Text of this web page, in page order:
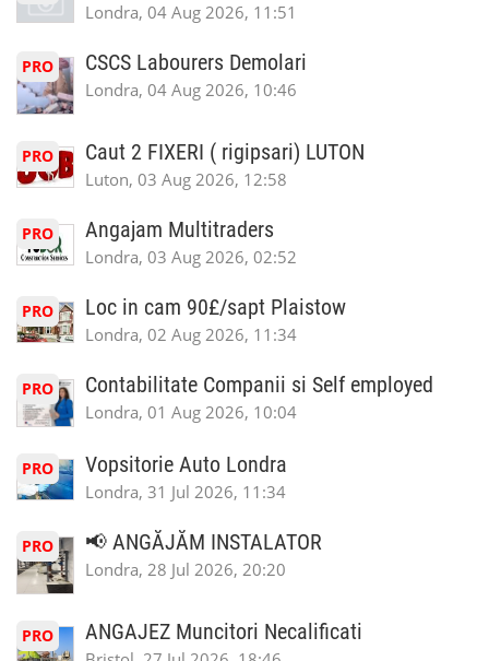
Londra, 04 Aug 2026, 11:51
PRO CSCS Labourers Demolari
Londra, 04 Aug 2026, 10:46
PRO Caut 2 FIXERI ( rigipsari) LUTON
Luton, 03 Aug 2026, 12:58
PRO Angajam Multitraders
Londra, 03 Aug 2026, 02:52
PRO Loc in cam 90£/sapt Plaistow
Londra, 02 Aug 2026, 11:34
PRO Contabilitate Companii si Self employed
Londra, 01 Aug 2026, 10:04
PRO Vopsitorie Auto Londra
Londra, 31 Jul 2026, 11:34
PRO 📢 ANGĂJĂM INSTALATOR
Londra, 28 Jul 2026, 20:20
PRO ANGAJEZ Muncitori Necalificati